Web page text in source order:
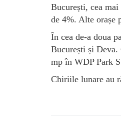
București, cea
de 4%. Alte orașe
În cea de-a doua
București și Deva.
mp în WDP Park
Chiriile lunare au